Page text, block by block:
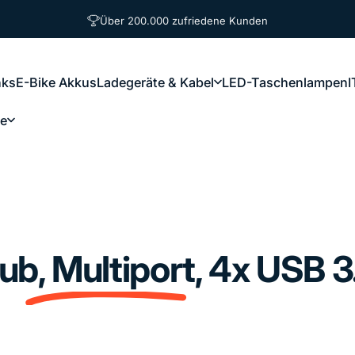
Über 200.000 zufriedene Kunden
E-Bike AkkusLadegeräte & Kabel LED-Taschenlampen
Multiport, 4x USB